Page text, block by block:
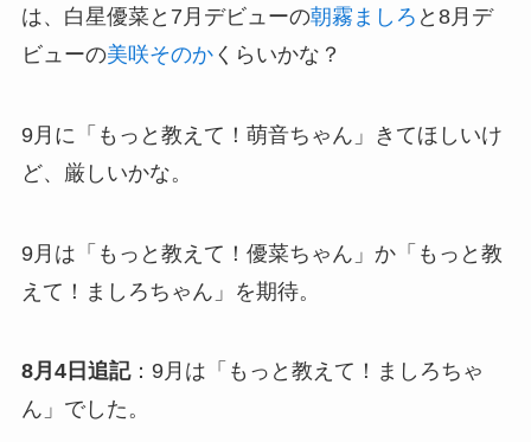
は、白星優菜と7月デビューの朝霧ましろ と8月デ
ビューの美咲そのかくらいかな？
9月に「もっと教えて！萌音ちゃん」きてほしいけ
ど、厳しいかな。
9月は「もっと教えて！優菜ちゃん」か「もっと教
えて！ましろちゃん」を期待。
8月4日追記：9月は「もっと教えて！ましろちゃ
ん」でした。